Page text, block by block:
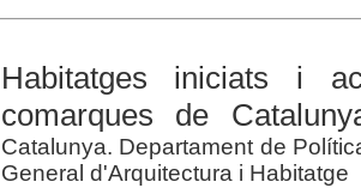
Habitatges iniciats i
comarques de
Catalunya. Departament de
General d'Arquitectura i Habitatge